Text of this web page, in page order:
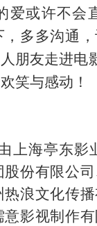
爱或许不会
多多沟通
朋友走进电
笑与感动！
上海亭东
份有限公
浪文化传
影视制作